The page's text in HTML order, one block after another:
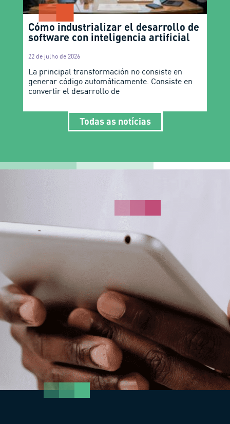
Cómo industrializar el desarrollo de
software con inteligencia artificial
22 de julho de 2026
La principal transformación no consiste en
generar código automáticamente. Consiste en
convertir el desarrollo de
Todas as notícias